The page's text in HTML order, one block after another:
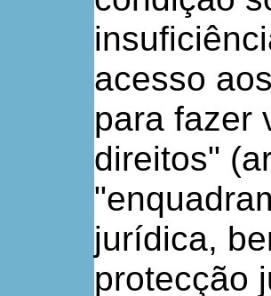
acesso
para fazer
direitos"
jurídica,
protecção